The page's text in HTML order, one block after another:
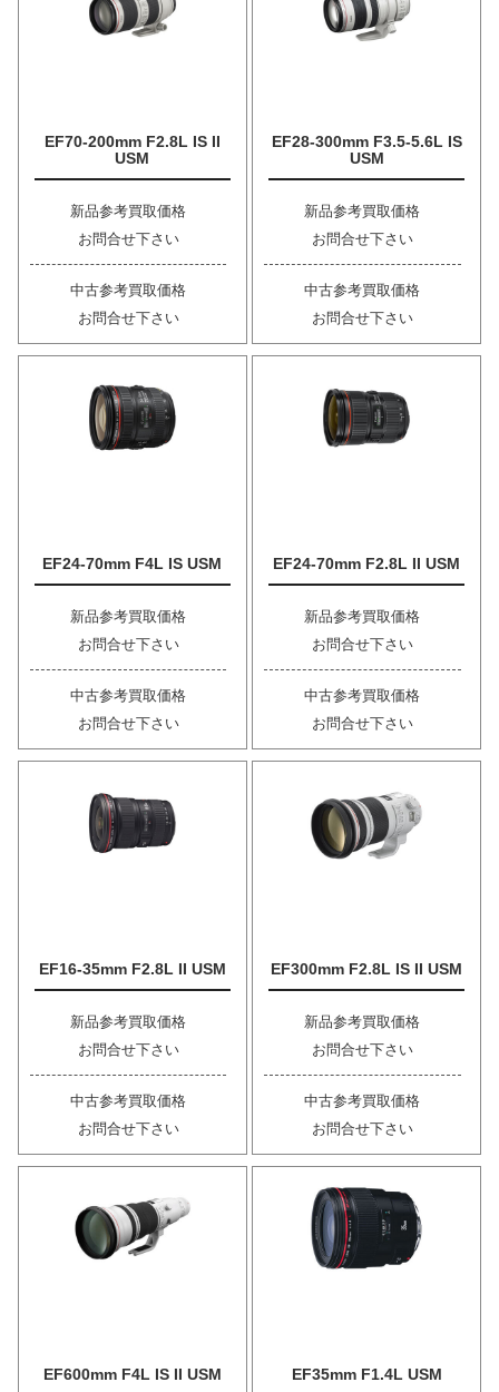
EF70-200mm F2.8L IS II
USM
新品参考買取価格
お問合せ下さい
中古参考買取価格
お問合せ下さい
EF28-300mm F3.5-5.6L IS
USM
新品参考買取価格
お問合せ下さい
中古参考買取価格
お問合せ下さい
EF24-70mm F4L IS USM
新品参考買取価格
お問合せ下さい
中古参考買取価格
お問合せ下さい
EF24-70mm F2.8L II USM
新品参考買取価格
お問合せ下さい
中古参考買取価格
お問合せ下さい
EF16-35mm F2.8L II USM
新品参考買取価格
お問合せ下さい
中古参考買取価格
お問合せ下さい
EF300mm F2.8L IS II USM
新品参考買取価格
お問合せ下さい
中古参考買取価格
お問合せ下さい
EF600mm F4L IS II USM EF35mm F1.4L USM